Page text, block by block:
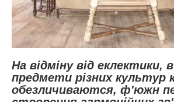
На відміну від еклектики, в
предмети різних культур
обезличиваются, ф'южн